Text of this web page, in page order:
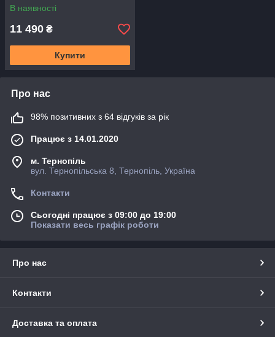
В наявності
11 490 ₴
Купити
Про нас
98% позитивних з 64 відгуків за рік
Працює з 14.01.2020
м. Тернопіль
вул. Тернопільська 8, Тернопіль, Україна
Контакти
Сьогодні працює з 09:00 до 19:00
Показати весь графік роботи
Про нас
Контакти
Доставка та оплата